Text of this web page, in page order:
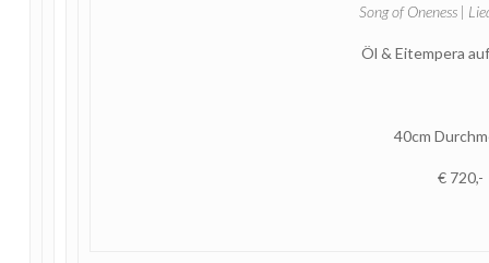
Song of Oneness |
Öl & Eitempera
40cm
€ 720,-